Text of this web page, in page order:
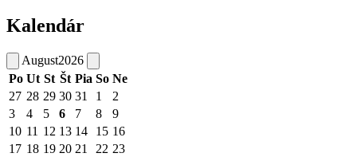
Kalendár
August2026
Po Ut St Št Pia So Ne
27 28 29 30 31 1
2
3
4 5 6 7 8
9
10 11 12 13 14 15 16
17 18 19 20 21 22 23